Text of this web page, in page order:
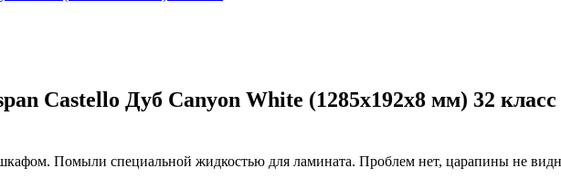
Castello Дуб Canyon White (1285x192x8 мм) 32 класс
Помыли специальной жидкостью для ламината. Проблем нет, царапины не